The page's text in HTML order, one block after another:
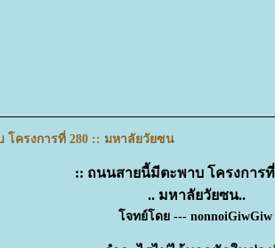
ครงการที่ 280 :: มหาลัยวัยซน
:: ถนนสายนี้มีตะพาบ โครงการที่
.. มหาลัยวัยซน..
จทย์โดย --- nonnoiGiwGiw